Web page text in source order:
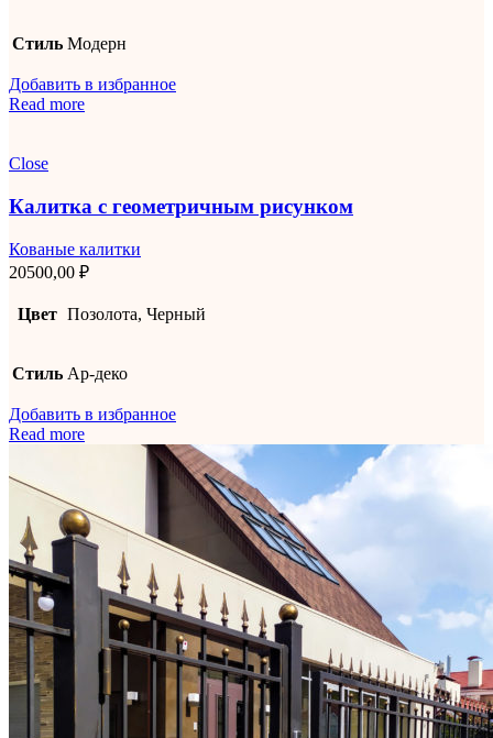
Стиль Модерн
Добавить в избранное
Read more
Close
Калитка с геометричным рисунком
Кованые калитки
20500,00 ₽
Цвет Позолота, Черный
Стиль Ар-деко
Добавить в избранное
Read more